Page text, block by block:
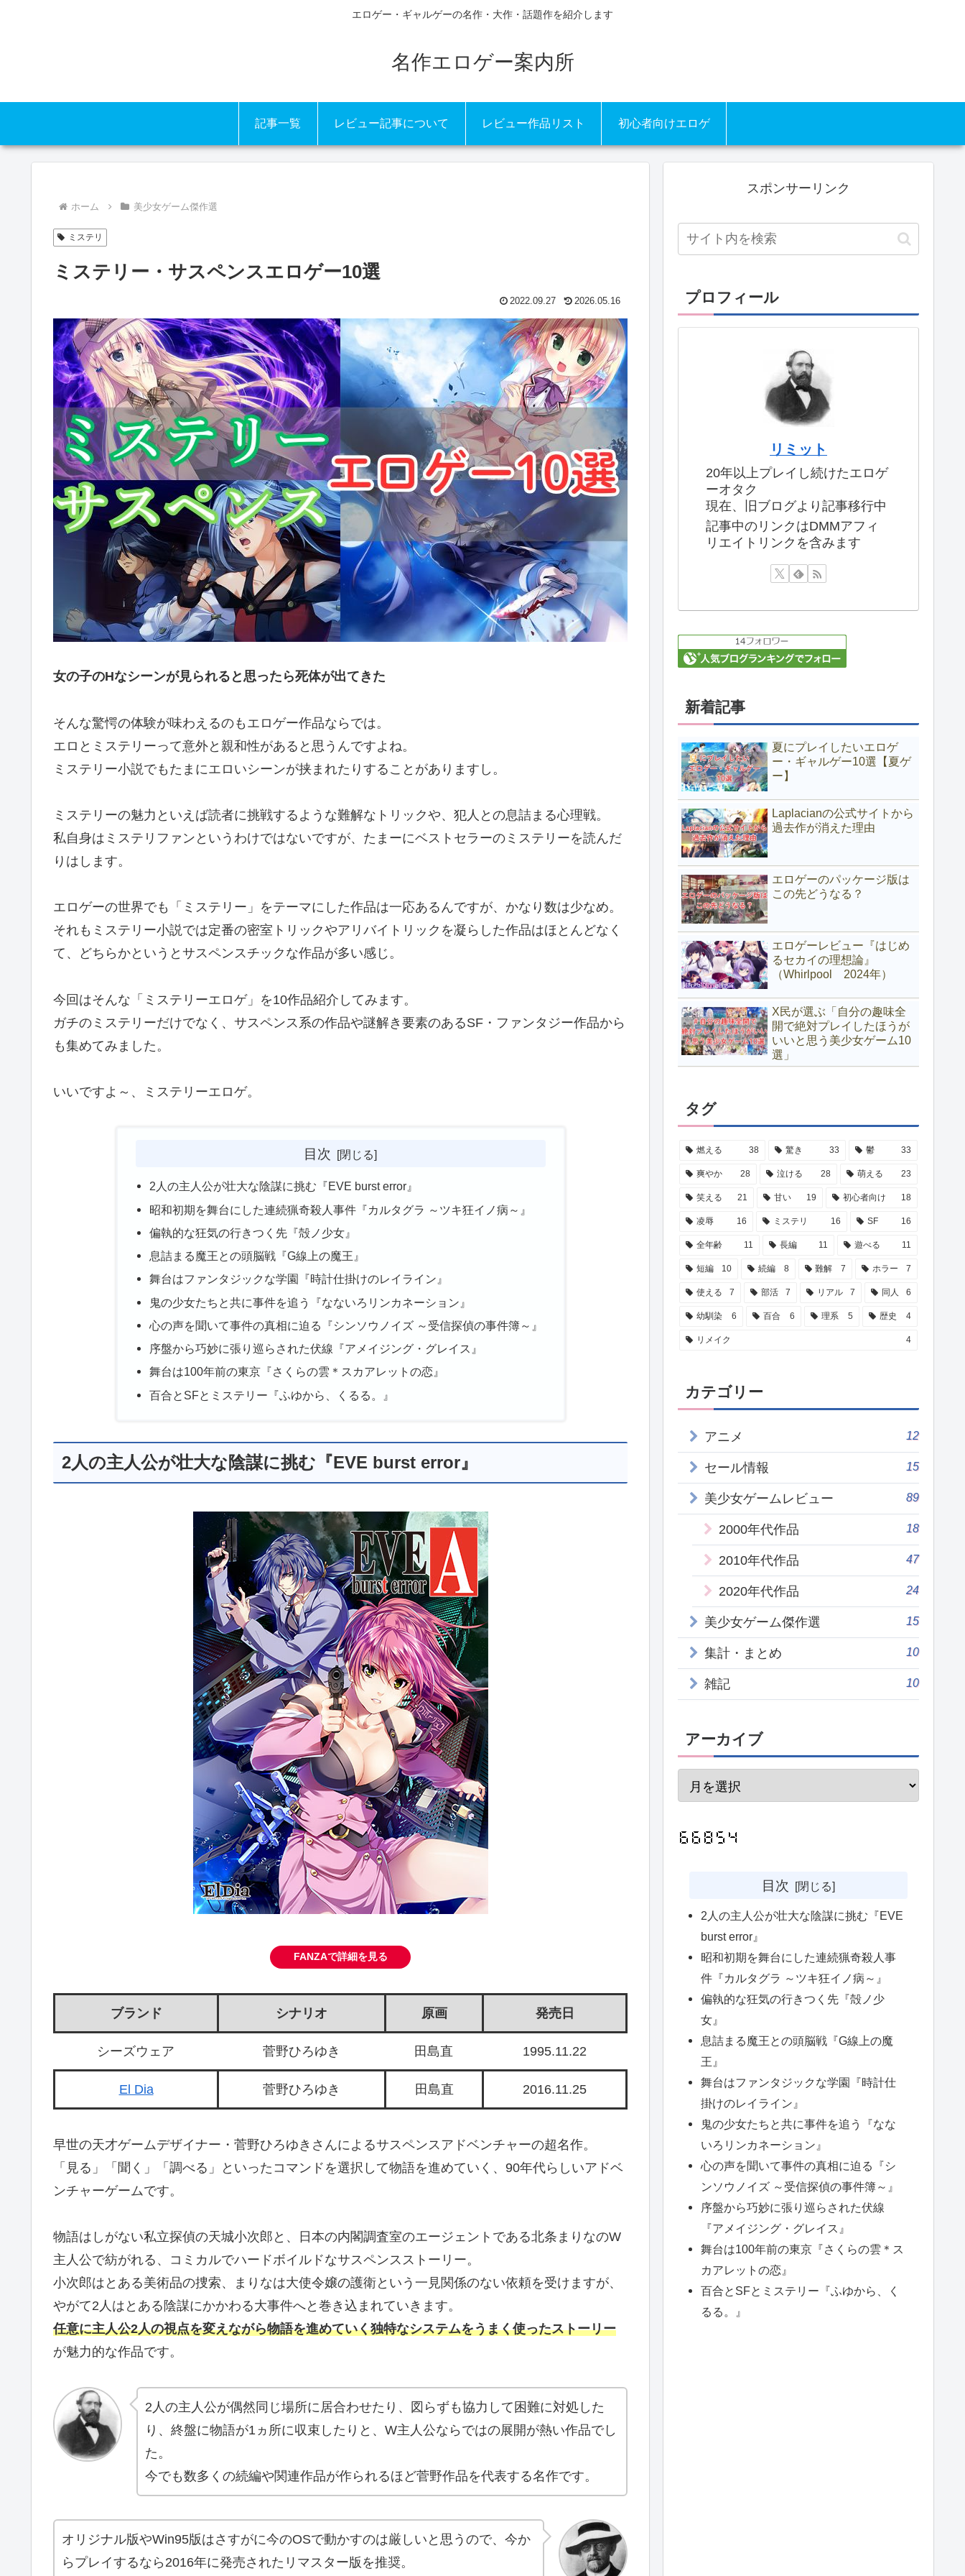
エロゲー・ギャルゲーの名作・大作・話題作を紹介します
名作エロゲー案内所
記事一覧 レビュー記事について レビュー作品リスト 初心者向けエロゲ
ホーム 美少女ゲーム傑作選
ミステリ
ミステリー・サスペンスエロゲー10選
2022.09.27 2026.05.16
女の子のHなシーンが見られると思ったら死体が出てきた
そんな驚愕の体験が味わえるのもエロゲー作品ならでは。
エロとミステリーって意外と親和性があると思うんですよね。
ミステリー小説でもたまにエロいシーンが挟まれたりすることがありますし。
ミステリーの魅力といえば読者に挑戦するような難解なトリックや、犯人との息詰まる心理戦。
私自身はミステリファンというわけではないですが、たまーにベストセラーのミステリーを読んだ
りはします。
エロゲーの世界でも「ミステリー」をテーマにした作品は一応あるんですが、かなり数は少なめ。
それもミステリー小説では定番の密室トリックやアリバイトリックを凝らした作品はほとんどなく
て、どちらかというとサスペンスチックな作品が多い感じ。
今回はそんな「ミステリーエロゲ」を10作品紹介してみます。
ガチのミステリーだけでなく、サスペンス系の作品や謎解き要素のあるSF・ファンタジー作品から
も集めてみました。
いいですよ～、ミステリーエロゲ。
目次
2人の主人公が壮大な陰謀に挑む『EVE burst error』
昭和初期を舞台にした連続猟奇殺人事件『カルタグラ ～ツキ狂イノ病～』
偏執的な狂気の行きつく先『殻ノ少女』
息詰まる魔王との頭脳戦『G線上の魔王』
舞台はファンタジックな学園『時計仕掛けのレイライン』
鬼の少女たちと共に事件を追う『なないろリンカネーション』
心の声を聞いて事件の真相に迫る『シンソウノイズ ～受信探偵の事件簿～』
序盤から巧妙に張り巡らされた伏線『アメイジング・グレイス』
舞台は100年前の東京『さくらの雲＊スカアレットの恋』
百合とSFとミステリー『ふゆから、くるる。』
2人の主人公が壮大な陰謀に挑む『EVE burst error』
FANZAで詳細を見る
ブランド シナリオ 原画 発売日
シーズウェア 菅野ひろゆき 田島直 1995.11.22
El Dia 菅野ひろゆき 田島直 2016.11.25
早世の天才ゲームデザイナー・菅野ひろゆきさんによるサスペンスアドベンチャーの超名作。
「見る」「聞く」「調べる」といったコマンドを選択して物語を進めていく、90年代らしいアドベ
ンチャーゲームです。
物語はしがない私立探偵の天城小次郎と、日本の内閣調査室のエージェントである北条まりなのW
主人公で紡がれる、コミカルでハードボイルドなサスペンスストーリー。
小次郎はとある美術品の捜索、まりなは大使令嬢の護衛という一見関係のない依頼を受けますが、
やがて2人はとある陰謀にかかわる大事件へと巻き込まれていきます。
任意に主人公2人の視点を変えながら物語を進めていく独特なシステムをうまく使ったストーリー
が魅力的な作品です。
2人の主人公が偶然同じ場所に居合わせたり、図らずも協力して困難に対処した
り、終盤に物語が1ヵ所に収束したりと、W主人公ならではの展開が熱い作品でし
た。
今でも数多くの続編や関連作品が作られるほど菅野作品を代表する名作です。
オリジナル版やWin95版はさすがに今のOSで動かすのは厳しいと思うので、今か
らプレイするなら2016年に発売されたリマスター版を推奨。
スポンサーリンク
プロフィール
リミット
20年以上プレイし続けたエロゲ
ーオタク
現在、旧ブログより記事移行中
記事中のリンクはDMMアフィ
リエイトリンクを含みます
新着記事
夏にプレイしたいエロゲ
ー・ギャルゲー10選【夏ゲ
ー】
Laplacianの公式サイトから
過去作が消えた理由
エロゲーのパッケージ版は
この先どうなる？
エロゲーレビュー『はじめ
るセカイの理想論』
（Whirlpool 2024年）
X民が選ぶ「自分の趣味全
開で絶対プレイしたほうが
いいと思う美少女ゲーム10
選」
タグ
燃える 38 驚き 33 鬱 33
爽やか 28 泣ける 28 萌える 23
笑える 21 甘い 19 初心者向け 18
凌辱 16 ミステリ 16 SF 16
全年齢 11 長編 11 遊べる 11
短編 10 続編 8 難解 7 ホラー 7
使える 7 部活 7 リアル 7 同人 6
幼馴染 6 百合 6 理系 5 歴史 4
リメイク 4
カテゴリー
アニメ 12
セール情報 15
美少女ゲームレビュー 89
2000年代作品 18
2010年代作品 47
2020年代作品 24
美少女ゲーム傑作選 15
集計・まとめ 10
雑記 10
アーカイブ
目次
2人の主人公が壮大な陰謀に挑む『EVE
burst error』
昭和初期を舞台にした連続猟奇殺人事
件『カルタグラ ～ツキ狂イノ病～』
偏執的な狂気の行きつく先『殻ノ少
女』
息詰まる魔王との頭脳戦『G線上の魔
王』
舞台はファンタジックな学園『時計仕
掛けのレイライン』
鬼の少女たちと共に事件を追う『なな
いろリンカネーション』
心の声を聞いて事件の真相に迫る『シ
ンソウノイズ ～受信探偵の事件簿～』
序盤から巧妙に張り巡らされた伏線
『アメイジング・グレイス』
舞台は100年前の東京『さくらの雲＊ス
カアレットの恋』
百合とSFとミステリー『ふゆから、く
るる。』